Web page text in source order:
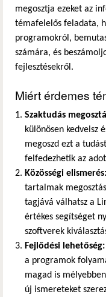
megosztja ezeket az
témafelelős feladata,
programokról,
számára, és
fejlesztésekről.
Miért érdemes
Szaktudás
különösen kedvelsz
megoszd ezt a
felfedezhetik az
Közösségi elismerés:
tartalmak
tagjává válhatsz a
értékes segítséget
szoftverek
Fejlődési lehetőség:
a programok
magad is
új ismereteket